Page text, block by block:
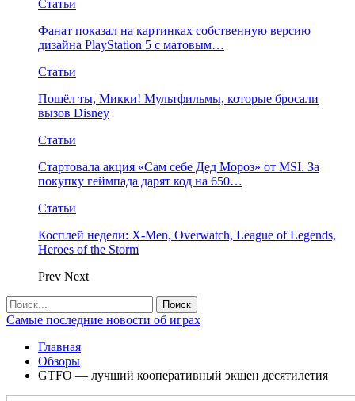
Статьи
Фанат показал на картинках собственную версию
дизайна PlayStation 5 с матовым…
Статьи
Пошёл ты, Микки! Мультфильмы, которые бросали
вызов Disney
Статьи
Стартовала акция «Сам себе Дед Мороз» от MSI. За
покупку геймпада дарят код на 650…
Статьи
Косплей недели: X-Men, Overwatch, League of Legends,
Heroes of the Storm
Prev Next
Самые последние новости об играх
Главная
Обзоры
GTFO — лучший кооперативный экшен десятилетия